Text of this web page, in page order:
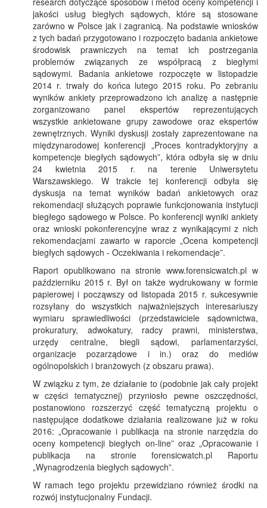
jakości usług biegłych sądowych, które są stosowane
zarówno w Polsce jak i zagranicą. Na podstawie wniosków
z tych badań przygotowano i rozpoczęto badania ankietowe
środowisk prawniczych na temat ich postrzegania
problemów związanych ze współpracą z biegłymi
sądowymi. Badania ankietowe rozpoczęte w listopadzie
2014 r. trwały do końca lutego 2015 roku. Po zebraniu
wyników ankiety przeprowadzono ich analizę a następnie
zorganizowano panel ekspertów reprezentujących
wszystkie ankietowane grupy zawodowe oraz ekspertów
zewnętrznych. Wyniki dyskusji zostały zaprezentowane na
międzynarodowej konferencji „Proces kontradyktoryjny a
kompetencje biegłych sądowych”, która odbyła się w dniu
24 kwietnia 2015 r. na terenie Uniwersytetu
Warszawskiego. W trakcie tej konferencji odbyła się
dyskusja na temat wyników badań ankietowych oraz
rekomendacji służących poprawie funkcjonowania instytucji
biegłego sądowego w Polsce. Po konferencji wyniki ankiety
oraz wnioski pokonferencyjne wraz z wynikającymi z nich
rekomendacjami zawarto w raporcie „Ocena kompetencji
biegłych sądowych - Oczekiwania i rekomendacje”.
Raport opublikowano na stronie www.forensicwatch.pl w
październiku 2015 r. Był on także wydrukowany w formie
papierowej i począwszy od listopada 2015 r. sukcesywnie
rozsyłany do wszystkich najważniejszych interesariuszy
wymiaru sprawiedliwości (przedstawiciele sądownictwa,
prokuratury, adwokatury, radcy prawni, ministerstwa,
urzędy centralne, biegli sądowi, parlamentarzyści,
organizacje pozarządowe i in.) oraz do mediów
ogólnopolskich i branżowych (z obszaru prawa).
W związku z tym, że działanie to (podobnie jak cały projekt
w części tematycznej) przyniosło pewne oszczędności,
postanowiono rozszerzyć część tematyczną projektu o
następujące dodatkowe działania realizowane już w roku
2016: „Opracowanie i publikacja na stronie narzędzia do
oceny kompetencji biegłych on-line” oraz „Opracowanie i
publikacja na stronie forensicwatch.pl Raportu
„Wynagrodzenia biegłych sądowych”.
W ramach tego projektu przewidziano również środki na
rozwój instytucjonalny Fundacji.